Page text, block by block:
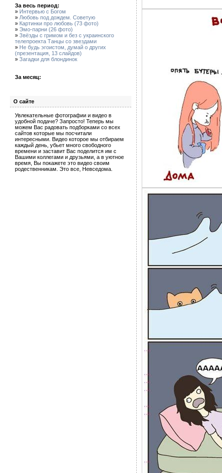
За весь период:
» Интервью с Богом
» Любовь под дождем. Советую
» Картинки про любовь (73 фото)
» Эмо-парни (26 фото)
» Звёзды с гримом и без с украинского
телепроекта Танцы со звездами
» Не будь эгоистом, думай о других
(презентация, 13 слайдов)
» Загадки для блондинок
За месяц:
О сайте
Увлекательные фотографии и видео в
удобной подаче? Запросто! Теперь мы
можем Вас радовать подборками со всех
сайтов которые мы посчитали
интересными. Видео которое мы отбираем
каждый день, убьет много свободного
времени и заставит Вас поделится им с
Вашими коллегами и друзьями, а в уютное
время, Вы покажете это видео своим
родественникам. Это все, Невседома.